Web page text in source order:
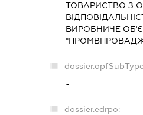
ТОВАРИСТВО З
ВИРОБНИЧЕ
-
dossier.edrpo: